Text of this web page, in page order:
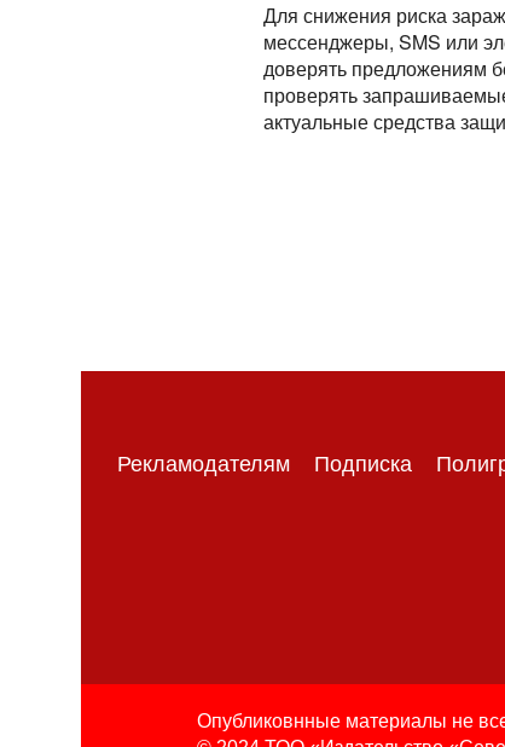
Для снижения риска
мессенджеры, SMS или
доверять предложениям
проверять
актуальные средства
Рекламодателям Подписка
Опубликовнные материалы не